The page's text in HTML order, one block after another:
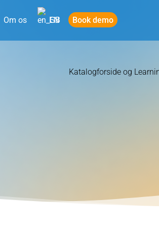
Om os EN Book demo